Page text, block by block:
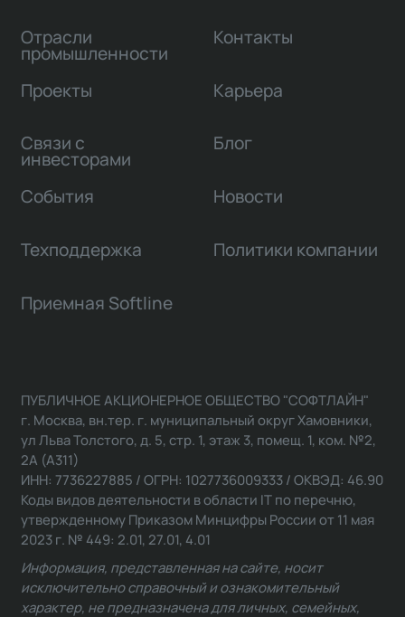
Отрасли
промышленности
Проекты
Связи с
инвесторами
Контакты
Карьера
Блог
События Новости
Техподдержка Политики компании
Приемная Softline
ПУБЛИЧНОЕ АКЦИОНЕРНОЕ ОБЩЕСТВО "СОФТЛАЙН"
г. Москва, вн.тер. г. муниципальный округ Хамовники,
ул Льва Толстого, д. 5, стр. 1, этаж 3, помещ. 1, ком. №2,
2А (А311)
ИНН: 7736227885 / ОГРН: 1027736009333 / ОКВЭД: 46.90
Коды видов деятельности в области IT по перечню,
утвержденному Приказом Минцифры России от 11 мая
2023 г. № 449: 2.01, 27.01, 4.01
Информация, представленная на сайте, носит
исключительно справочный и ознакомительный
характер, не предназначена для личных, семейных,